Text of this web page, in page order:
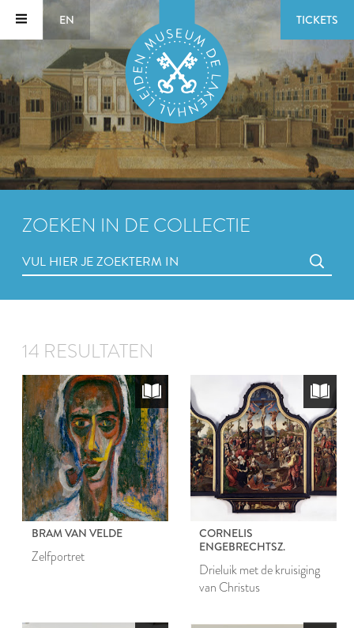
EN TICKETS
ZOEKEN IN DE COLLECTIE
14 RESULTATEN
BRAM VAN VELDE
Zelfportret
CORNELIS
ENGEBRECHTSZ.
Drieluik met de kruisiging
van Christus